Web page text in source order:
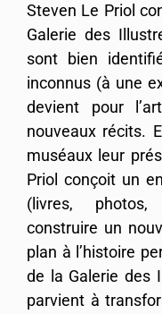
Steven Le Priol
Galerie des
sont bien
inconnus (à une
devient pour
nouveaux récits.
muséaux leur
Priol conçoit un
(livres,
construire un
plan à l’histoire
de la Galerie des
parvient à